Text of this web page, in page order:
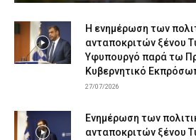
Η ενημέρωση των
ανταποκριτών ξένου
Υφυπουργό παρά τω
Κυβερνητικό
27/07/2026
Ενημέρωση των
ανταποκριτών ξένου